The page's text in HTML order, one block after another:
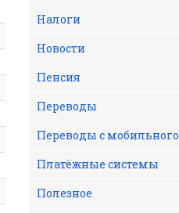
Налоги
Новости
Пенсия
Переводы
Переводы с мобильного
Платёжные системы
Полезное